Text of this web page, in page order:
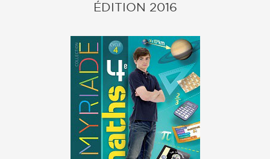
ÉDITION 2016